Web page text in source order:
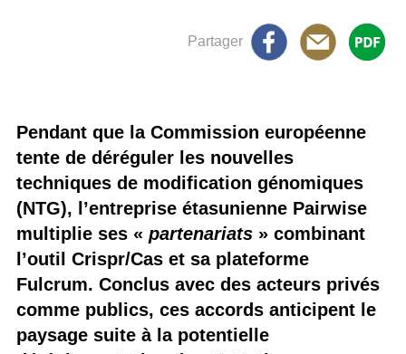
Partager
Pendant que la Commission européenne
tente de déréguler les nouvelles
techniques de modification génomiques
(NTG), l’entreprise étasunienne Pairwise
multiplie ses « partenariats» combinant
l’outil Crispr/Cas et sa plateforme
Fulcrum. Conclus avec des acteurs privés
comme publics, ces accords anticipent le
paysage suite à la potentielle